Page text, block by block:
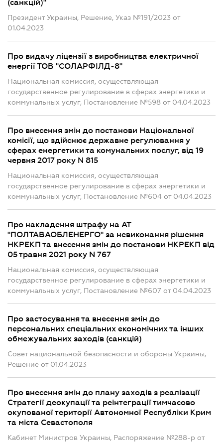
(санкцій)"
Президент Украины, Решение, Указ №191/2023 от
01.04.2023
Про видачу ліцензії з виробництва електричної
енергії ТОВ "СОЛАРФІЛД-8"
Национальная комиссия, осуществляющая
государственное регулирование в сферах энергетики и
коммунальных услуг, Постановление №598 от 04.04.2023
Про внесення змін до постанови Національної
комісії, що здійснює державне регулювання у
сферах енергетики та комунальних послуг, від 19
червня 2017 року N 815
Национальная комиссия, осуществляющая
государственное регулирование в сферах энергетики и
коммунальных услуг, Постановление №604 от 04.04.2023
Про накладення штрафу на АТ
"ПОЛТАВАОБЛЕНЕРГО" за невиконання рішення
НКРЕКП та внесення змін до постанови НКРЕКП від
05 травня 2021 року N 767
Национальная комиссия, осуществляющая
государственное регулирование в сферах энергетики и
коммунальных услуг, Постановление №607 от 04.04.2023
Про застосування та внесення змін до
персональних спеціальних економічних та інших
обмежувальних заходів (санкцій)
Совет национальной безопасности и обороны Украины,
Решение от 01.04.2023
Про внесення змін до плану заходів з реалізації
Стратегії деокупації та реінтеграції тимчасово
окупованої території Автономної Республіки Крим
та міста Севастополя
Кабинет Министров Украины, Распоряжение №288-р от